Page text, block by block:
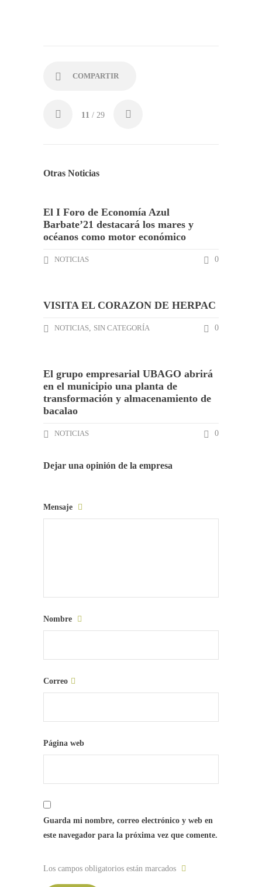
COMPARTIR
11 / 29
Otras Noticias
El I Foro de Economía Azul
Barbate’21 destacará los mares y
océanos como motor económico
NOTICIAS 0
VISITA EL CORAZON DE HERPAC
NOTICIAS, SIN CATEGORÍA 0
El grupo empresarial UBAGO abrirá
en el municipio una planta de
transformación y almacenamiento de
bacalao
NOTICIAS 0
Dejar una opinión de la empresa
Mensaje
Nombre
Correo
Página web
Guarda mi nombre, correo electrónico y web en
este navegador para la próxima vez que comente.
Los campos obligatorios están marcados